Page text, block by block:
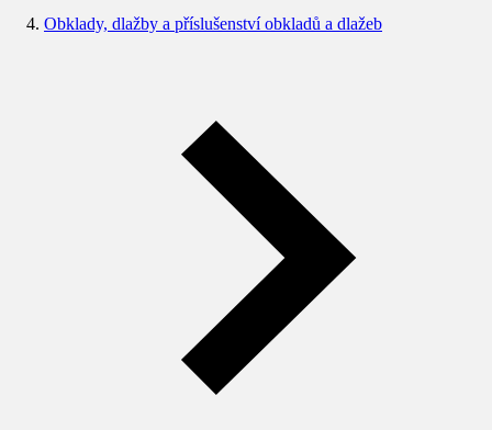
Obklady, dlažby a příslušenství obkladů a dlažeb